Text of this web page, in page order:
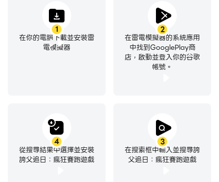
1
在你的電腦下載並安裝雷
電模擬器
2
在雷電模擬器的系統應用
中找到GooglePlay商
店，啟動並登入你的谷歌
帳號。
3
在搜索框中輸入並搜尋誇
父追日：瘋狂賽跑遊戲
4
從搜尋結果中選擇並安裝
誇父追日：瘋狂賽跑遊戲